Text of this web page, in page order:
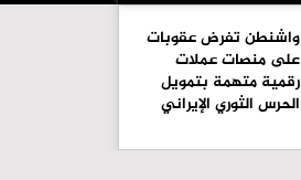
واشنطن تفرض عقوبات
على منصات عملات
رقمية متهمة بتمويل
الحرس الثوري الإيراني